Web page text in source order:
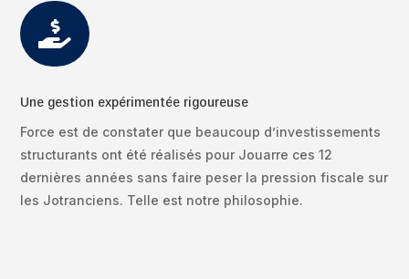

Une gestion expérimentée rigoureuse
Force est de constater que beaucoup d’investissements
structurants ont été réalisés pour Jouarre ces 12
dernières années sans faire peser la pression fiscale sur
les Jotranciens. Telle est notre philosophie.